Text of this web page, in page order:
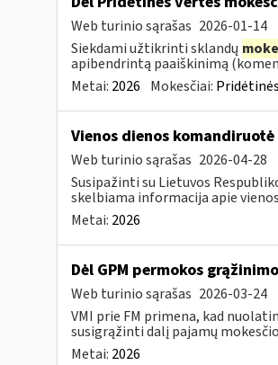
Web turinio sąrašas 2026-01-14
Siekdami užtikrinti sklandų
apibendrintą paaiškinimą
Metai: 2026 Mokesčiai:
Vienos dienos
Web turinio sąrašas 2026-04-28
Susipažinti su Lietuvos
skelbiama informacija apie
Metai: 2026
Dėl GPM permokos grąžinimo
Web turinio sąrašas 2026-03-24
VMI prie FM primena, kad
susigrąžinti dalį pajamų
Metai: 2026